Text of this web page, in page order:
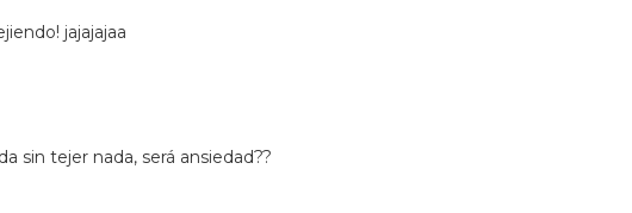
jajajajaa
sin tejer nada, será ansiedad??